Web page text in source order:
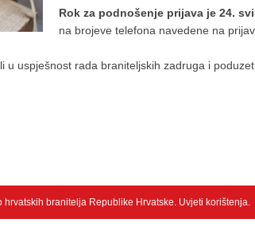
Rok za podnošenje prijava je 24.
na brojeve telefona navedene na
uspješnost rada braniteljskih zadruga i
branitelja Republike Hrvatske. Uvjeti korištenja.